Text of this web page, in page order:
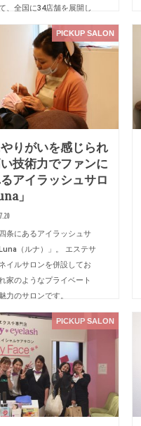
、全国に34店舗を展開し
が「株式会社そわか」で
理美容師の物心両面での
PICKUP SALON
りがいを感じられ
技術力でファンに
アイラッシュサロ
」
条にあるアイラッシュサ
（ルナ）」。 エステサ
イルサロンを併設してお
家のようなプライベート
力のサロンです。
は、京都で最初にオープ
イラッシュサロンで、高
PICKUP SALON